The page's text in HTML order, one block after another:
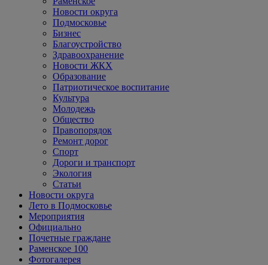
Новости округа
Подмосковье
Бизнес
Благоустройство
Здравоохранение
Новости ЖКХ
Образование
Патриотическое воспитание
Культура
Молодежь
Общество
Правопорядок
Ремонт дорог
Спорт
Дороги и транспорт
Экология
Статьи
Новости округа
Лето в Подмосковье
Мероприятия
Официально
Почетные граждане
Раменское 100
Фотогалерея